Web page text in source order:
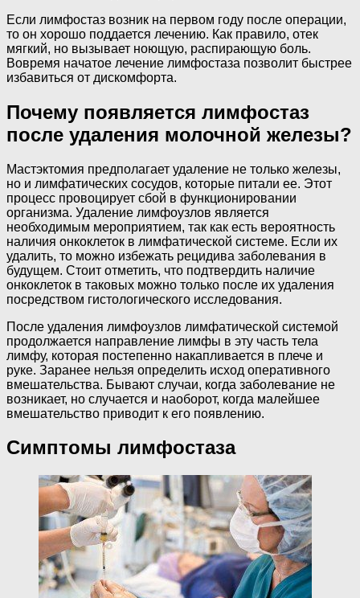
Если лимфостаз возник на первом году после операции,
то он хорошо поддается лечению. Как правило, отек
мягкий, но вызывает ноющую, распирающую боль.
Вовремя начатое лечение лимфостаза позволит быстрее
избавиться от дискомфорта.
Почему появляется лимфостаз
после удаления молочной железы?
Мастэктомия предполагает удаление не только железы,
но и лимфатических сосудов, которые питали ее. Этот
процесс провоцирует сбой в функционировании
организма. Удаление лимфоузлов является
необходимым мероприятием, так как есть вероятность
наличия онкоклеток в лимфатической системе. Если их
удалить, то можно избежать рецидива заболевания в
будущем. Стоит отметить, что подтвердить наличие
онкоклеток в таковых можно только после их удаления
посредством гистологического исследования.
После удаления лимфоузлов лимфатической системой
продолжается направление лимфы в эту часть тела
лимфу, которая постепенно накапливается в плече и
руке. Заранее нельзя определить исход оперативного
вмешательства. Бывают случаи, когда заболевание не
возникает, но случается и наоборот, когда малейшее
вмешательство приводит к его появлению.
Симптомы лимфостаза